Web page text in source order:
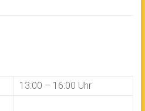
13:00 – 16:00 Uhr